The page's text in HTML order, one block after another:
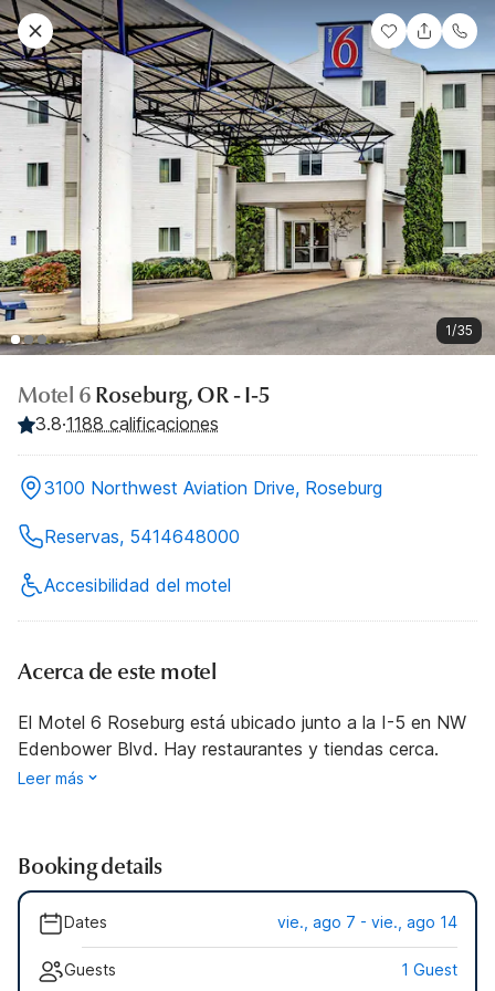
1/35
Motel 6 Roseburg, OR - I-5
3.8·1188 calificaciones
3100 Northwest Aviation Drive, Roseburg
Reservas, 5414648000
Accesibilidad del motel
Acerca de este motel
El Motel 6 Roseburg está ubicado junto a la I-5 en NW
Edenbower Blvd. Hay restaurantes y tiendas cerca.
Leer más
Booking details
Dates vie., ago 7 - vie., ago 14
Guests 1 Guest